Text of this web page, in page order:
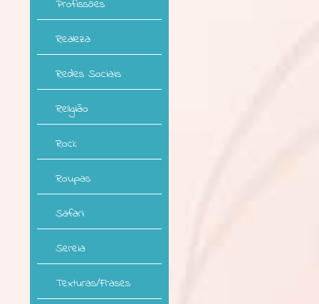
Profissões
Realeza
Redes Sociais
Religião
Rock
Roupas
Safari
Sereia
Texturas/Frases